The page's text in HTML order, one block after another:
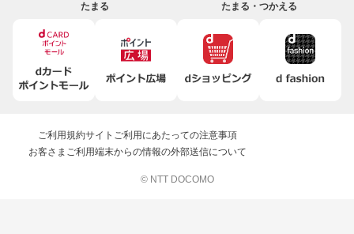
たまる たまる・つかえる
ご利用規約サイトご利用にあたっての注意事項
お客さまご利用端末からの情報の外部送信について
© NTT DOCOMO